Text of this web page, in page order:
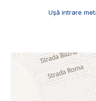
Ușă intrare